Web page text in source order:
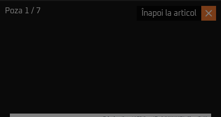
Poza 1 / 7 Înapoi la articol